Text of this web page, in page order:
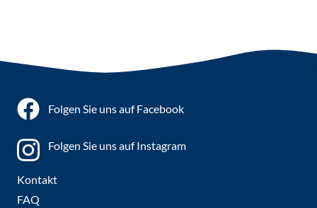
Folgen Sie uns auf Facebook
Folgen Sie uns auf Instagram
Kontakt
FAQ